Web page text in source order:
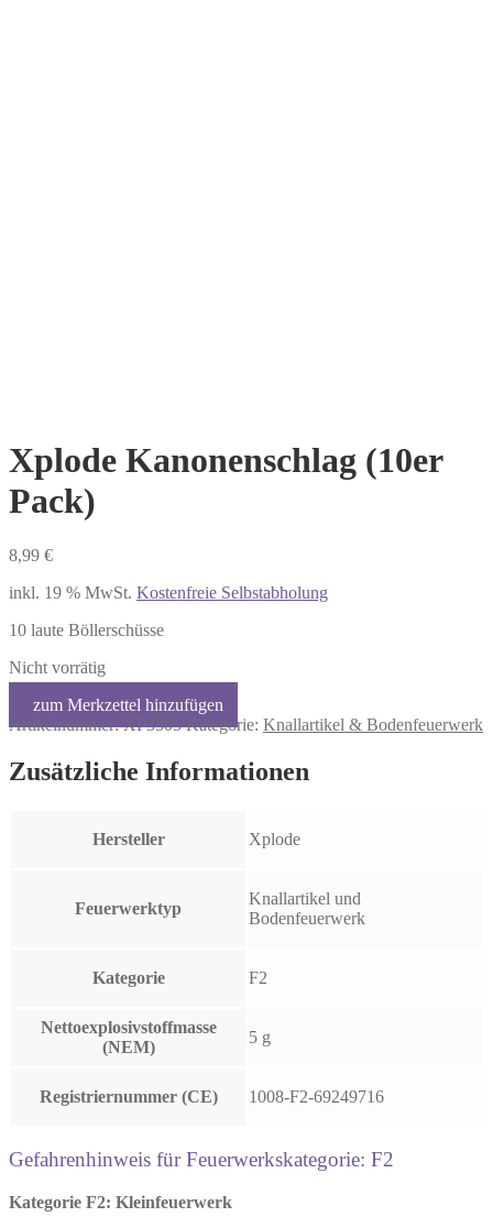
Xplode Kanonenschlag (10er
Pack)
8,99 €
inkl. 19 % MwSt. Kostenfreie Selbstabholung
10 laute Böllerschüsse
Nicht vorrätig
Artikelnummer:XP3305 Kategorie: Knallartikel & Bodenfeuerwerk
Zusätzliche Informationen
Hersteller Xplode
Feuerwerktyp
Knallartikel und
Bodenfeuerwerk
Kategorie F2
Nettoexplosivstoffmasse
(NEM)
5 g
Registriernummer (CE) 1008-F2-69249716
Gefahrenhinweis für Feuerwerkskategorie: F2
Kategorie F2: Kleinfeuerwerk